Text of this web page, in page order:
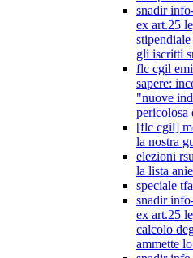
snadir
ex art.25
gli iscritti
flc cgil
sapere:
"nuove
pericolosa
[flc cgil]
la nostra
elezioni
la lista
speciale
snadir
ex art.25
calcolo
ammette